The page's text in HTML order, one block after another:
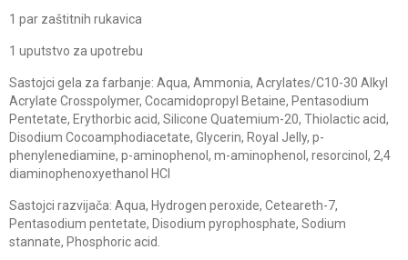
1 par zaštitnih rukavica
1 uputstvo za upotrebu
Sastojci gela za farbanje: Aqua, Ammonia, Acrylates/C10-30 Alkyl
Acrylate Crosspolymer, Cocamidopropyl Betaine, Pentasodium
Pentetate, Erythorbic acid, Silicone Quatemium-20, Thiolactic acid,
Disodium Cocoamphodiacetate, Glycerin, Royal Jelly, p-
phenylenediamine, p-aminophenol, m-aminophenol, resorcinol, 2,4
diaminophenoxyethanol HCI
Sastojci razvijača: Aqua, Hydrogen peroxide, Ceteareth-7,
Pentasodium pentetate, Disodium pyrophosphate, Sodium
stannate, Phosphoric acid.